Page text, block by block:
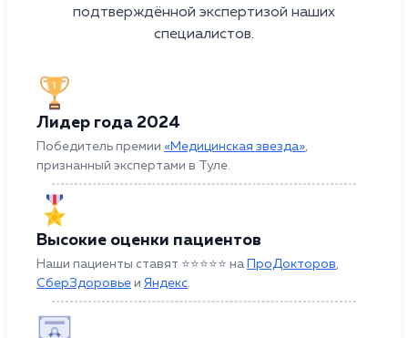
подтверждённой экспертизой наших
специалистов.
Лидер года 2024
Победитель премии «Медицинская звезда»,
признанный экспертами в Туле.
Высокие оценки пациентов
Наши пациенты ставят ⭐⭐⭐⭐⭐ на ПроДокторов,
СберЗдоровье и Яндекс.